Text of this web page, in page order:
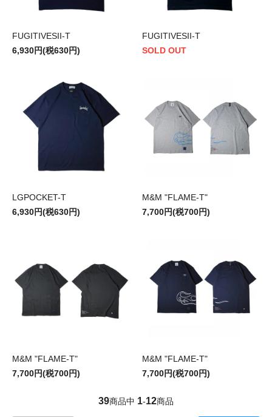
FUGITIVESII-T
6,930円(税630円)
FUGITIVESII-T
SOLD OUT
LGPOCKET-T
6,930円(税630円)
M&M "FLAME-T"
7,700円(税700円)
M&M "FLAME-T"
7,700円(税700円)
M&M "FLAME-T"
7,700円(税700円)
39商品中 1-12商品